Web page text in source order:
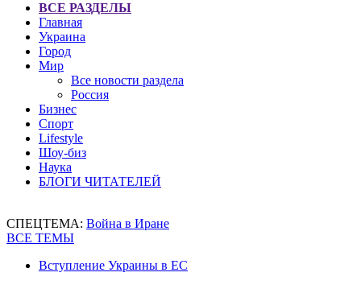
ВСЕ РАЗДЕЛЫ
Главная
Украина
Город
Мир
Все новости раздела
Россия
Бизнес
Спорт
Lifestyle
Шоу-биз
Наука
БЛОГИ ЧИТАТЕЛЕЙ
СПЕЦТЕМА: Война в Иране
ВСЕ ТЕМЫ
Вступление Украины в ЕС